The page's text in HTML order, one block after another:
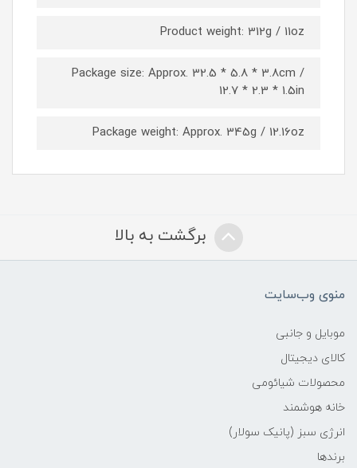
Product weight: 312g / 11oz
Package size: Approx. 32.5 * 5.8 * 3.8cm /
12.7 * 2.3 * 1.5in
Package weight: Approx. 345g / 12.16oz
برگشت به بالا
منوی وب‌سایت
موبایل و جانبی
کالای دیجیتال
محصولات شیائومی
خانه هوشمند
انرژی سبز (پانیک سولار)
برندها